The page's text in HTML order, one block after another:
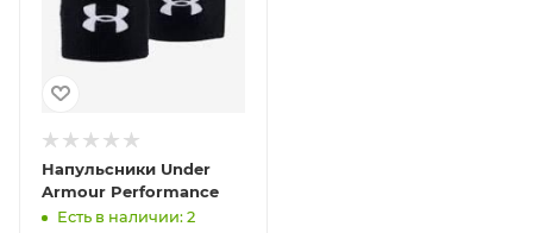
Напульсники Under
Armour Performance
Есть в наличии: 2